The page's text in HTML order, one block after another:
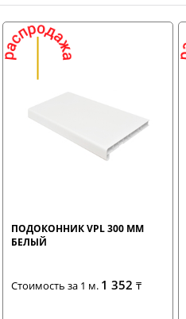
ПОДОКОННИК VPL 300 ММ
БЕЛЫЙ
Стоимость за 1 м. 1 352 ₸